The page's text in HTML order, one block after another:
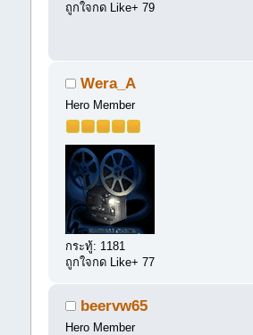
ถูกใจกด Like+ 79
Wera_A
Hero Member
กระทู้: 1181
ถูกใจกด Like+ 77
beervw65
Hero Member